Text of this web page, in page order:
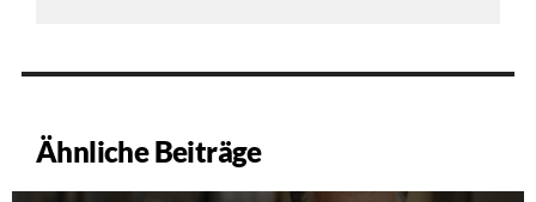
Ähnliche Beiträge